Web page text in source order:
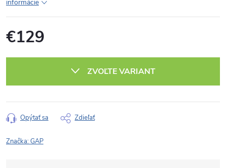
informácie
€129
ZVOĽTE VARIANT
Opýtať sa Zdieľať
Značka:GAP